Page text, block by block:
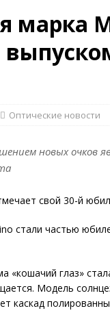
марка
Оптические новости
новых очков
свой 30-й
стали частью
«кошачий глаз»
Модель
каскад